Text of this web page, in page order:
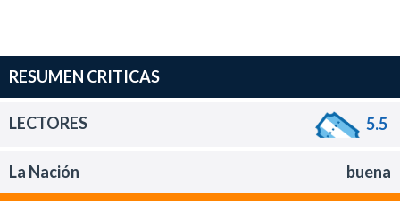
RESUMEN CRITICAS
LECTORES 5.5
La Nación buena